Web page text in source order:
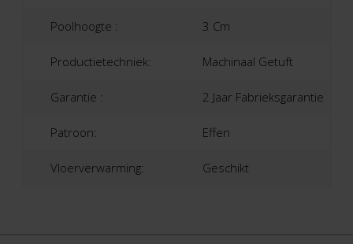
Poolhoogte : 3 Cm
Productietechniek: Machinaal Getuft
Garantie : 2 Jaar Fabrieksgarantie
Patroon: Effen
Vloerverwarming: Geschikt